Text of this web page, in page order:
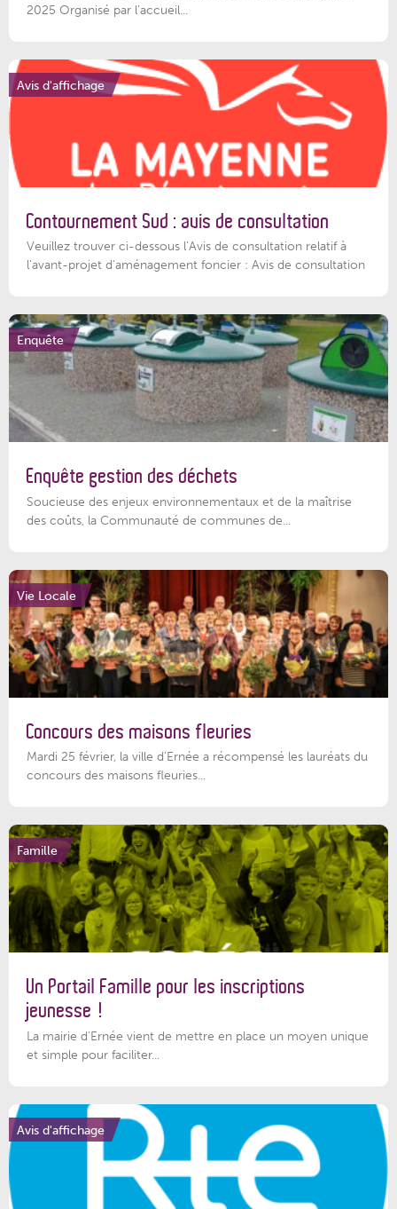
2025 Organisé par l’accueil...
Avis d'affichage
Contournement Sud : avis de consultation
Veuillez trouver ci-dessous l’Avis de consultation relatif à
l'avant-projet d'aménagement foncier : Avis de consultation
Enquête
Enquête gestion des déchets
Soucieuse des enjeux environnementaux et de la maîtrise
des coûts, la Communauté de communes de...
Vie Locale
Concours des maisons fleuries
Mardi 25 février, la ville d'Ernée a récompensé les lauréats du
concours des maisons fleuries...
Famille
Un Portail Famille pour les inscriptions
jeunesse !
La mairie d’Ernée vient de mettre en place un moyen unique
et simple pour faciliter...
Avis d'affichage